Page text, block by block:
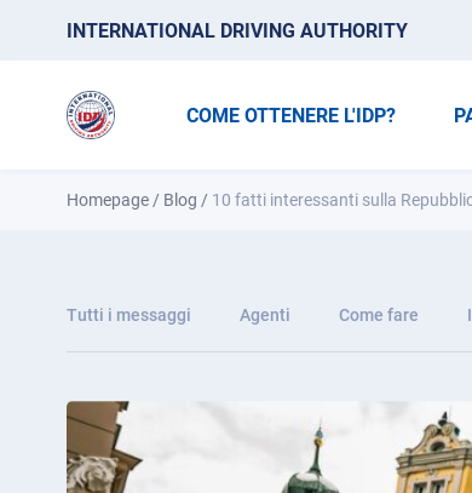
INTERNATIONAL DRIVING AUTHORITY
COME OTTENERE L'IDP?
Homepage / Blog / 10 fatti interessanti sulla
Tutti i messaggi Agenti Come fare